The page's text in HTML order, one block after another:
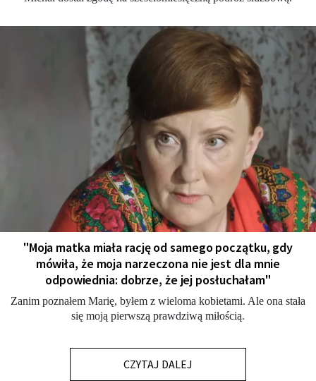
"Moja matka miała rację od samego początku, gdy
mówiła, że moja narzeczona nie jest dla mnie
odpowiednia: dobrze, że jej posłuchałam"
Zanim poznałem Marię, byłem z wieloma kobietami. Ale ona stała
się moją pierwszą prawdziwą miłością.
CZYTAJ DALEJ